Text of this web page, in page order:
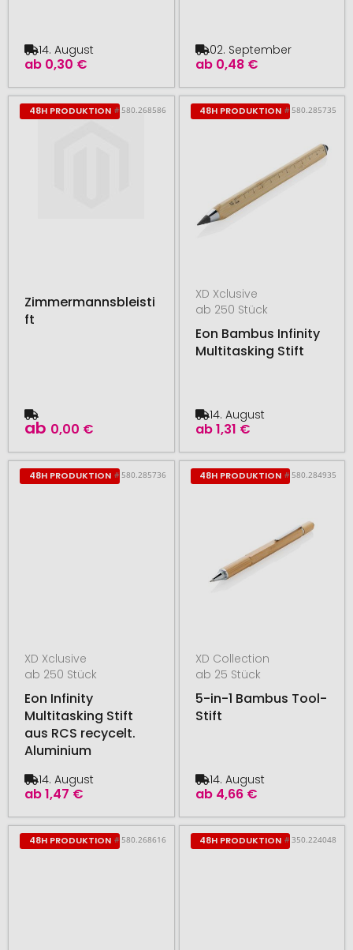
ab 0,30 €
14. August
ab 0,48 €
02. September
48H PRODUKTION # 580.268586
Zimmermannsbleisti
ft
ab 0,00 €
48H PRODUKTION # 580.285735
XD Xclusive
ab 250 Stück
Eon Bambus Infinity
Multitasking Stift
ab1,31 €
14. August
48H PRODUKTION # 580.285736
XD Xclusive
ab 250 Stück
Eon Infinity
Multitasking Stift
aus RCS recycelt.
Aluminium
ab1,47 €
14. August
48H PRODUKTION # 580.284935
XD Collection
ab 25 Stück
5-in-1 Bambus Tool-
Stift
ab 4,66 €
14. August
48H PRODUKTION # 580.268616 48H PRODUKTION # 350.224048